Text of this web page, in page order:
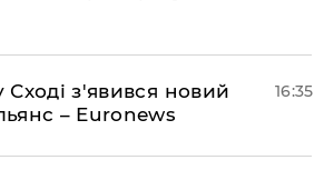
з'явився новий
– Euronews
16:35